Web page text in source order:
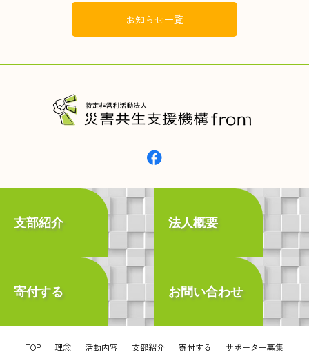
お知らせ一覧
支部紹介 法人概要
寄付する お問い合わせ
TOP 理念 活動内容 支部紹介 寄付する サポーター募集